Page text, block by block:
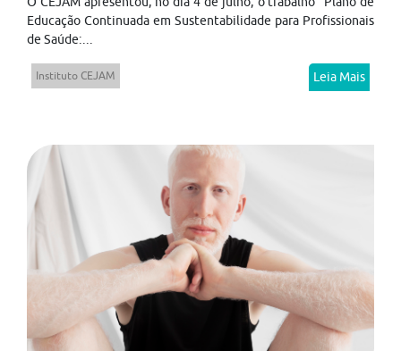
Educação Continuada em Sustentabilidade para Profissionais
de Saúde:...
Instituto CEJAM Leia Mais